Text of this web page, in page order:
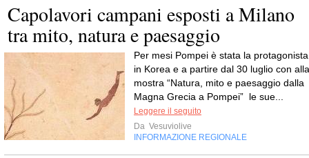
Capolavori campani esposti a Milano
tra mito, natura e paesaggio
Per mesi Pompei è stata la protagonista
in Korea e a partire dal 30 luglio con alla
mostra “Natura, mito e paesaggio dalla
Magna Grecia a Pompei” le sue...
Leggere il seguito
Da Vesuviolive
INFORMAZIONE REGIONALE